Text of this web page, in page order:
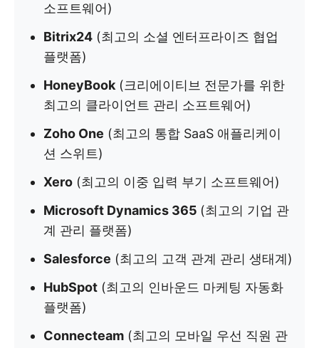
소프트웨어)
Bitrix24 (최고의 소셜 엔터프라이즈 협업
플랫폼)
HoneyBook (크리에이티브 전문가를 위한
최고의 클라이언트 관리 소프트웨어)
Zoho One (최고의 통합 SaaS 애플리케이
션 스위트)
Xero (최고의 이중 입력 부기 소프트웨어)
Microsoft Dynamics 365 (최고의 기업 관
계 관리 플랫폼)
Salesforce (최고의 고객 관계 관리 생태계)
HubSpot (최고의 인바운드 마케팅 자동화
플랫폼)
Connecteam (최고의 모바일 우선 직원 관